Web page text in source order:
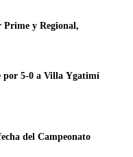
Prime y Regional,
por 5-0 a Villa Ygatimí
del Campeonato